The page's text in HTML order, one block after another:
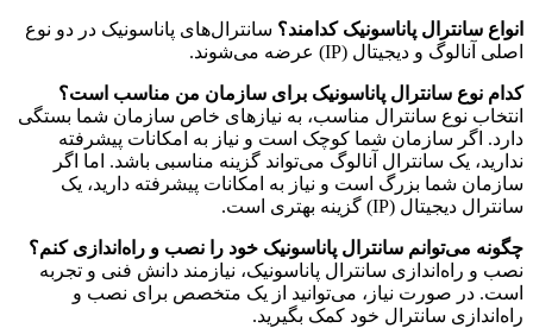
انواع سانترال پاناسونیک کدامند؟ سانترال‌های پاناسونیک در دو نوع
اصلی آنالوگ و دیجیتال (IP) عرضه می‌شوند.
کدام نوع سانترال پاناسونیک برای سازمان من مناسب است؟
انتخاب نوع سانترال مناسب، به نیازهای خاص سازمان شما بستگی
دارد. اگر سازمان شما کوچک است و نیاز به امکانات پیشرفته
ندارید، یک سانترال آنالوگ می‌تواند گزینه مناسبی باشد. اما اگر
سازمان شما بزرگ است و نیاز به امکانات پیشرفته دارید، یک
سانترال دیجیتال (IP) گزینه بهتری است.
چگونه می‌توانم سانترال پاناسونیک خود را نصب و راه‌اندازی کنم؟
نصب و راه‌اندازی سانترال پاناسونیک، نیازمند دانش فنی و تجربه
است. در صورت نیاز، می‌توانید از یک متخصص برای نصب و
راه‌اندازی سانترال خود کمک بگیرید.